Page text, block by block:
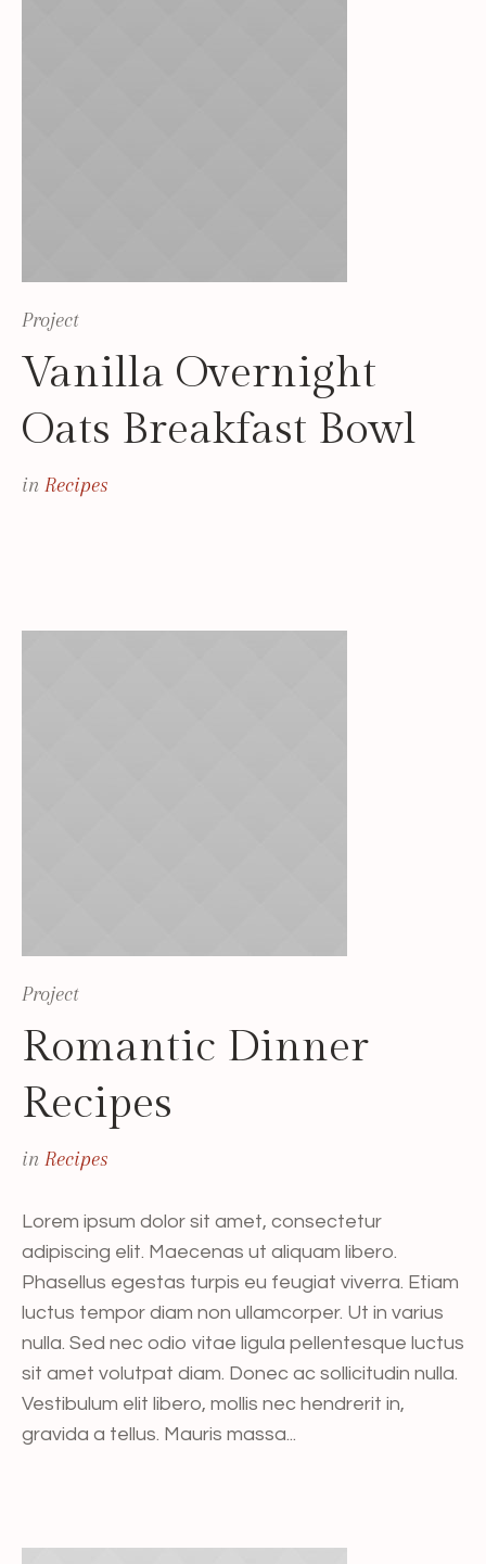
Project
Vanilla Overnight
Oats Breakfast Bowl
in Recipes
Project
Romantic Dinner
Recipes
in Recipes
Lorem ipsum dolor sit amet, consectetur
adipiscing elit. Maecenas ut aliquam libero.
Phasellus egestas turpis eu feugiat viverra. Etiam
luctus tempor diam non ullamcorper. Ut in varius
nulla. Sed nec odio vitae ligula pellentesque luctus
sit amet volutpat diam. Donec ac sollicitudin nulla.
Vestibulum elit libero, mollis nec hendrerit in,
gravida a tellus. Mauris massa...